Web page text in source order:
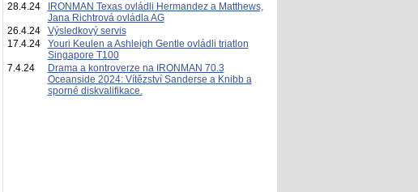
28.4.24
IRONMAN Texas ovládli Hermandez a Matthews,
Jana Richtrová ovládla AG
26.4.24
Výsledkový servis
17.4.24
Youri Keulen a Ashleigh Gentle ovládli triatlon
Singapore T100
7.4.24
Drama a kontroverze na IRONMAN 70.3
Oceanside 2024: Vítězství Sanderse a Knibb a
sporné diskvalifikace.